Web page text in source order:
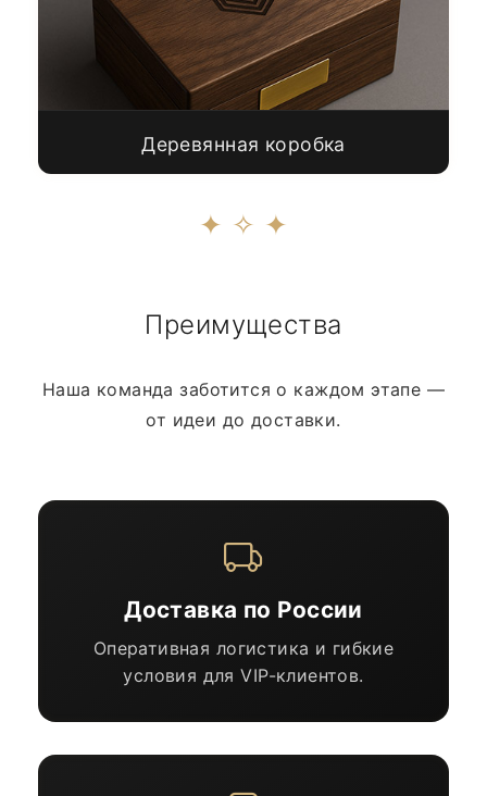
Деревянная коробка
✦ ✧ ✦
Преимущества
Наша команда заботится о каждом этапе —
от идеи до доставки.
Доставка по России
Оперативная логистика и гибкие
условия для VIP-клиентов.